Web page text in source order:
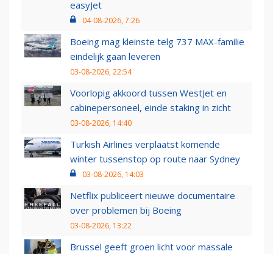
easyJet
04-08-2026, 7:26
Boeing mag kleinste telg 737 MAX-familie
eindelijk gaan leveren
03-08-2026, 22:54
Voorlopig akkoord tussen WestJet en
cabinepersoneel, einde staking in zicht
03-08-2026, 14:40
Turkish Airlines verplaatst komende
winter tussenstop op route naar Sydney
03-08-2026, 14:03
Netflix publiceert nieuwe documentaire
over problemen bij Boeing
03-08-2026, 13:22
Brussel geeft groen licht voor massale